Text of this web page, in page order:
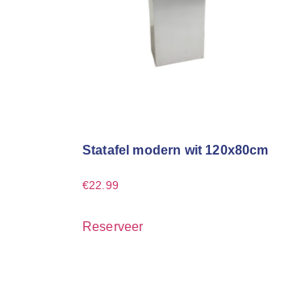
Statafel modern wit 120x80cm
€22.99
Reserveer